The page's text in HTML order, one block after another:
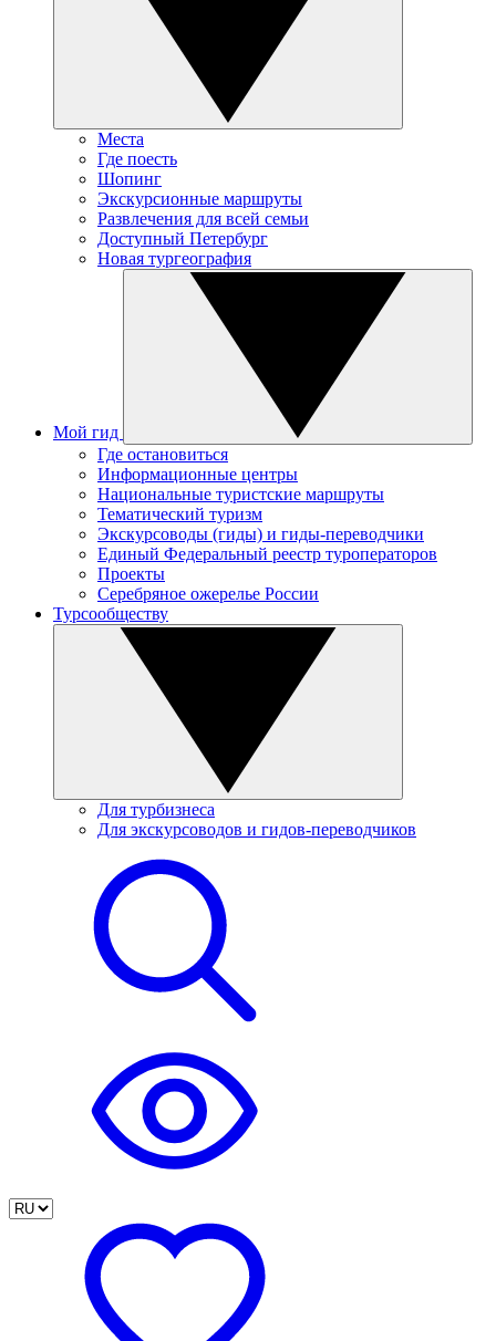
Места
Где поесть
Шопинг
Экскурсионные маршруты
Развлечения для всей семьи
Доступный Петербург
Новая тургеография
Мой гид
Где остановиться
Информационные центры
Национальные туристские маршруты
Тематический туризм
Экскурсоводы (гиды) и гиды-переводчики
Единый Федеральный реестр туроператоров
Проекты
Серебряное ожерелье России
Турсообществу
Для турбизнеса
Для экскурсоводов и гидов-переводчиков